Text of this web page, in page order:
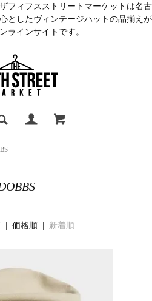
フィフスストリートマーケットは名古
としたヴィンテージハットの品揃えが
ラインサイトです。
| 価格順 | 新着順